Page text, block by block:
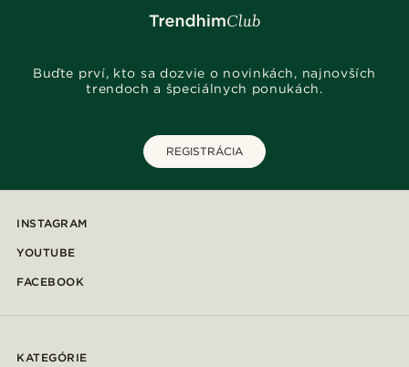
Buďte prví, kto sa dozvie o novinkách, najnovších
trendoch a špeciálnych ponukách.
REGISTRÁCIA
INSTAGRAM
YOUTUBE
FACEBOOK
KATEGÓRIE